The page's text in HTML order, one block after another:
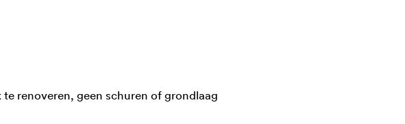
renoveren, geen schuren of grondlaag